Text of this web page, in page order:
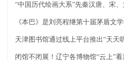
“中国历代绘画大系”先秦汉唐、宋
天津图书馆通过线上平台推出“天天
闭馆不闭展！辽宁各博物馆“云上”